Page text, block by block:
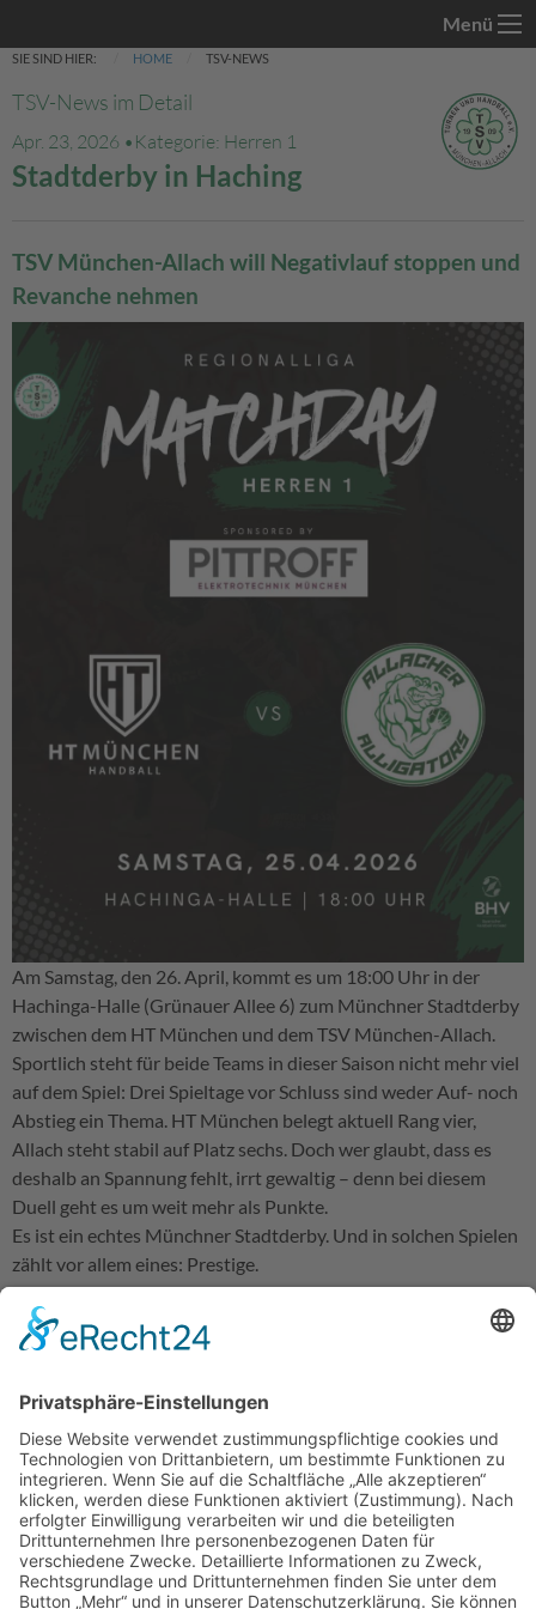
Menü
SIE SIND HIER: HOME TSV-NEWS
TSV-News im Detail
Apr. 23, 2026 • Kategorie: Herren 1
Stadtderby in Haching
TSV München-Allach will Negativlauf stoppen und
Revanche nehmen
Am Samstag, den 26. April, kommt es um 18:00 Uhr in der
Hachinga-Halle (Grünauer Allee 6) zum Münchner Stadtderby
zwischen dem HT München und dem TSV München-Allach.
Sportlich steht für beide Teams in dieser Saison nicht mehr viel
auf dem Spiel: Drei Spieltage vor Schluss sind weder Auf- noch
Abstieg ein Thema. HT München belegt aktuell Rang vier,
Allach steht stabil auf Platz sechs. Doch wer glaubt, dass es
deshalb an Spannung fehlt, irrt gewaltig – denn bei diesem
Duell geht es um weit mehr als Punkte.
Es ist ein echtes Münchner Stadtderby. Und in solchen Spielen
zählt vor allem eines: Prestige.
Für den TSV München-Allach bietet sich die perfekte
Gelegenheit, den Negativlauf der vergangenen Wochen
endlich zu durchbrechen. Die Formkurve zeigte zuletzt nach
ein Zeichen zu setzen. Zusätzliche Motivation liefert das
Hinspiel, das Allach verloren hat – eine offene Rechnung, die
man unbedingt begleichen möchte.
HT München wird seinerseits alles daransetzen, vor
heimischer Kulisse die Oberhand zu behalten und den eigenen
Anspruch zu untermauern, auch wenn die ganz großen
Saisonziele nicht mehr erreichbar sind. Gerade in einem Derby